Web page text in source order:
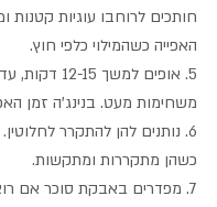
חותכים לרוחבו עוגיות קטנות
האפייה כשהמילוי כלפי חוץ.
5. אופים למשך 12-
משחימות מעט. בנינג'ה זמן
6. נותנים להן להתקרר
כשהן מתקררות ומתקשות.
7. מפדרים באבקת סוכר אם רוצים.